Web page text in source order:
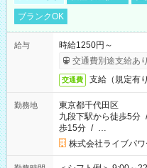
ブランクOK
給与
時給1250円～
交通費別途支給あり
交通費 支給（規定有り
勤務地
東京都千代田区
九段下駅から徒歩5分
歩15分 / …
株式会社ライブパワ